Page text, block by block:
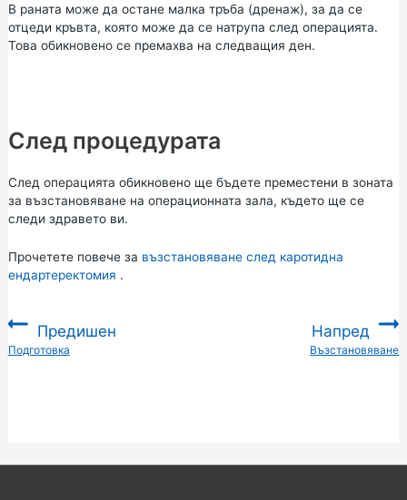
В раната може да остане малка тръба (дренаж), за да се
отцеди кръвта, която може да се натрупа след операцията.
Това обикновено се премахва на следващия ден.
След процедурата
След операцията обикновено ще бъдете преместени в зоната
за възстановяване на операционната зала, където ще се
следи здравето ви.
Прочетете повече за възстановяване след каротидна
ендартеректомия .
Предишен
:Подготовка
Напред
Възстановяване